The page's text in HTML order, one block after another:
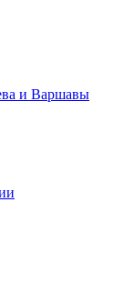
и Варшавы